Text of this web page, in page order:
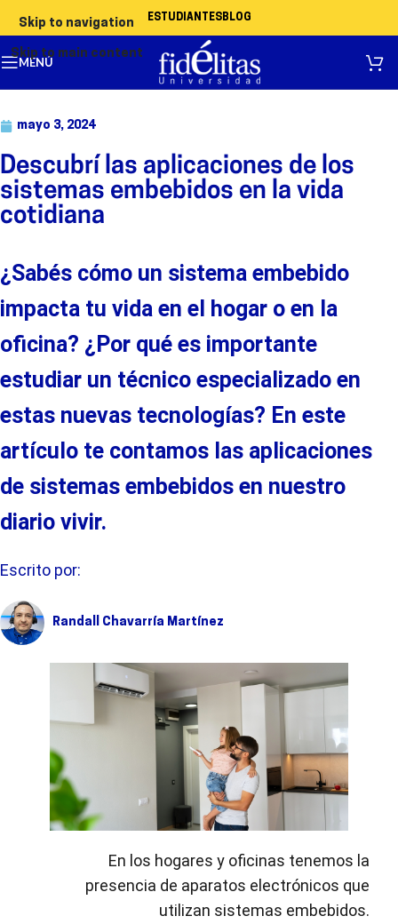
Skip to navigation
Skip to main content
ESTUDIANTESBLOG
MENÚ
mayo 3, 2024
Descubrí las aplicaciones de los
sistemas embebidos en la vida
cotidiana
¿Sabés cómo un sistema embebido
impacta tu vida en el hogar o en a
oficina? ¿Por qué es importante
estudiar un técnico especializado en
estas nuevas tecnologías? En este
artículo te contamos las aplicaciones
de sistemas embebidos en nuestro
diario vivir.
Escrito por:
Randall Chavarría Martínez
En los hogares y oficinas tenemos la
presencia de aparatos electrónicos que
utilizan sistemas embebidos.